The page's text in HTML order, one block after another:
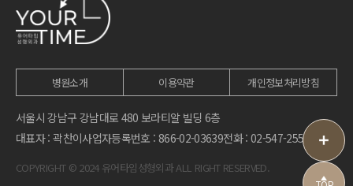
병원소개
이용약관 개인정보처리방침
서울시 강남구 강남대로 480 보라티알 빌딩 6층
대표자 : 곽찬이사업자등록번호 : 866-02-03639전화 : 02-547-2555
COPYRIGHT © 2024 유어타임성형외과 ALL RIGHT RESERVED.